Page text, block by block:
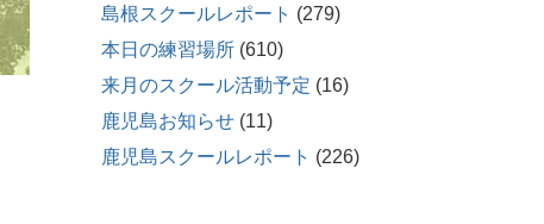
島根スクールレポート (279)
本日の練習場所 (610)
来月のスクール活動予定 (16)
鹿児島お知らせ (11)
鹿児島スクールレポート (226)